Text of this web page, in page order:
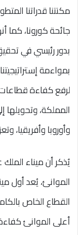
مكنتنا قدراتنا
جائحة كورونا، كما
بمواءمة
لرفع كفاءة قطاعات
المملكة، وتحويلها
وأوروبا وأفريقيا،
يُذكر أن ميناء
الموانئ، يُعد أول
القطاع الخاص
أعلى الموانئ